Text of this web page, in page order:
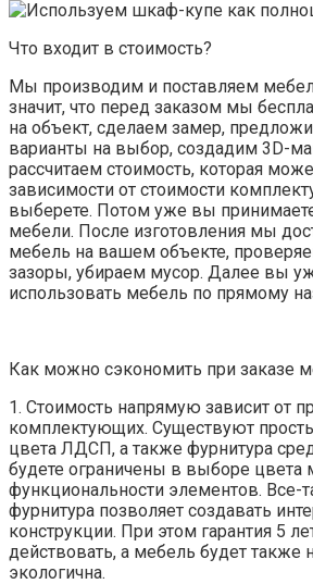
Что входит в стоимость?
Мы производим и поставляем
значит, что перед заказом мы
на объект, сделаем замер,
варианты на выбор, создадим 3D-
рассчитаем стоимость, которая
зависимости от стоимости
выберете. Потом уже вы
мебели. После изготовления мы
мебель на вашем объекте,
зазоры, убираем мусор. Далее вы
использовать мебель по прямому
Как можно сэкономить при заказе
1. Стоимость напрямую зависит от
комплектующих. Существуют
цвета ЛДСП, а также фурнитура
будете ограничены в выборе цвета
функциональности элементов. Все-
фурнитура позволяет создавать
конструкции. При этом гарантия 5
действовать, а мебель будет также
экологична.